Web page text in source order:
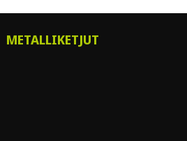
METALLIKETJUT